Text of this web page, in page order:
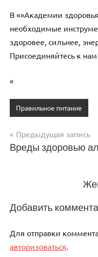
В «»Академии
необходимые
здоровее, сильнее,
Присоединяйтесь к
«
Правильное питание
Навигация
Предыдущая запись
Вреды здоровью
Добавить
Для отправки
авторизоваться